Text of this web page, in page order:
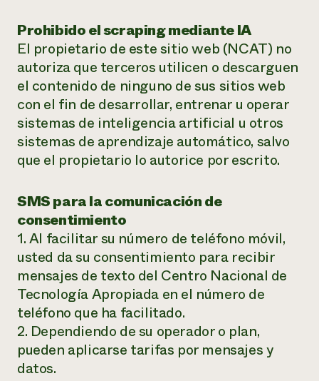
Prohibido el scraping mediante IA
El propietario de este sitio web (NCAT) no
autoriza que terceros utilicen o descarguen
el contenido de ninguno de sus sitios web
con el fin de desarrollar, entrenar u operar
sistemas de inteligencia artificial u otros
sistemas de aprendizaje automático, salvo
que el propietario lo autorice por escrito.
SMS para la comunicación de
consentimiento
1. Al facilitar su número de teléfono móvil,
usted da su consentimiento para recibir
mensajes de texto del Centro Nacional de
Tecnología Apropiada en el número de
teléfono que ha facilitado.
2. Dependiendo de su operador o plan,
pueden aplicarse tarifas por mensajes y
datos.